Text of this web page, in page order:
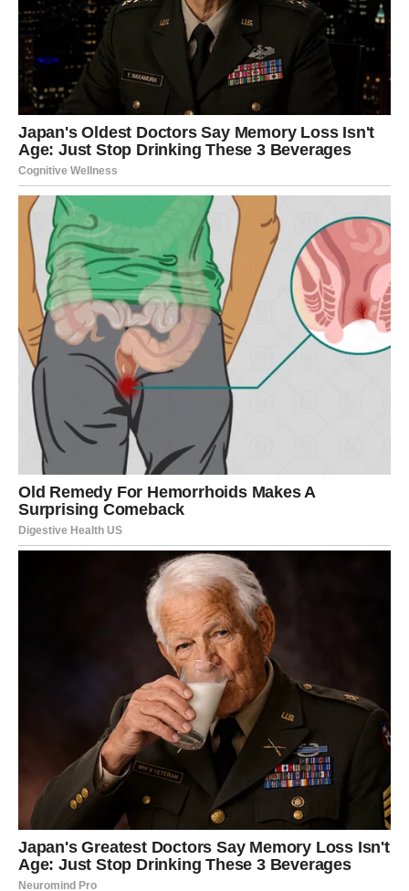
A osjećaj da se nešto lijepo razvija mogao bi vas veoma
obradovati.
Za Strijelčeve koji su u vezi ili braku dolaze trenuci
bliskosti i zajedničke sreće.
Mogući su izlasci.
Putovanja.
Romantični planovi.
I mnogo razloga za osmijeh.
JEDNA VIJEST DONOSI
OLAKŠANJE
Zvijezde pokazuju da bi tokom vikenda mogla stići
informacija koju dugo čekate.
Možda nešto vezano za posao.
Možda za finansije.
Možda za plan koji vam je važan.
Kada ta vijest stigne, osjetićete veliko olakšanje.